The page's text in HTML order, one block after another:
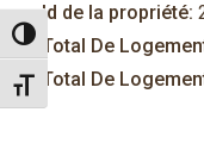
Passer en contraste
Changer la taille de la
Id de la propriété:
Total De
Total De